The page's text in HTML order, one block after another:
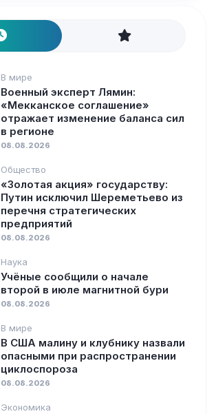
В мире
Военный эксперт Лямин:
«Мекканское соглашение»
отражает изменение баланса сил
в регионе
08.08.2026
Общество
«Золотая акция» государству:
Путин исключил Шереметьево из
перечня стратегических
предприятий
08.08.2026
Наука
Учёные сообщили о начале
второй в июле магнитной бури
08.08.2026
В мире
В США малину и клубнику назвали
опасными при распространении
циклоспороза
08.08.2026
Экономика